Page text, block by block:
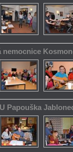
nemocnice
Papouška